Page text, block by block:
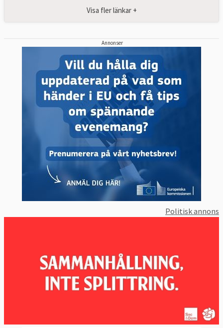
Även paket med rulltobak måste täckas till
tobak.
EU-länderna får ha lite annorlunda regler för
de tobaksprodukter som är ovanligare, till
exempel piptobak, cigarrer, cigariller och
rökfria tobaksprodukter.
De EU-länder som vill, får ha ännu strängare
regler om förpackningarna eller införa krav
på neutrala förpackningar, där företagets
logga alltså inte syns.
Aromämnen i cigaretter och rulltobak får
annan än tobak. Det innebär att
mentolcigaretter helt och hållet kommer att
förbjudas, efter en utfasningstid på fyra år.
Visa fler länkar +
Annonser
Politisk annons